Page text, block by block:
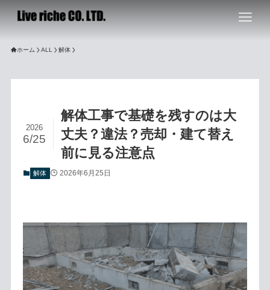
ホーム ALL 解体
解体工事で基礎を残すのは大
丈夫？違法？売却・建て替え
前に見る注意点
2026
6/25
解体 2026年6月25日